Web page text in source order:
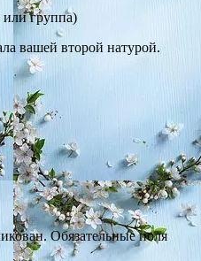
или группа)
вашей второй натурой.
Обязательные поля